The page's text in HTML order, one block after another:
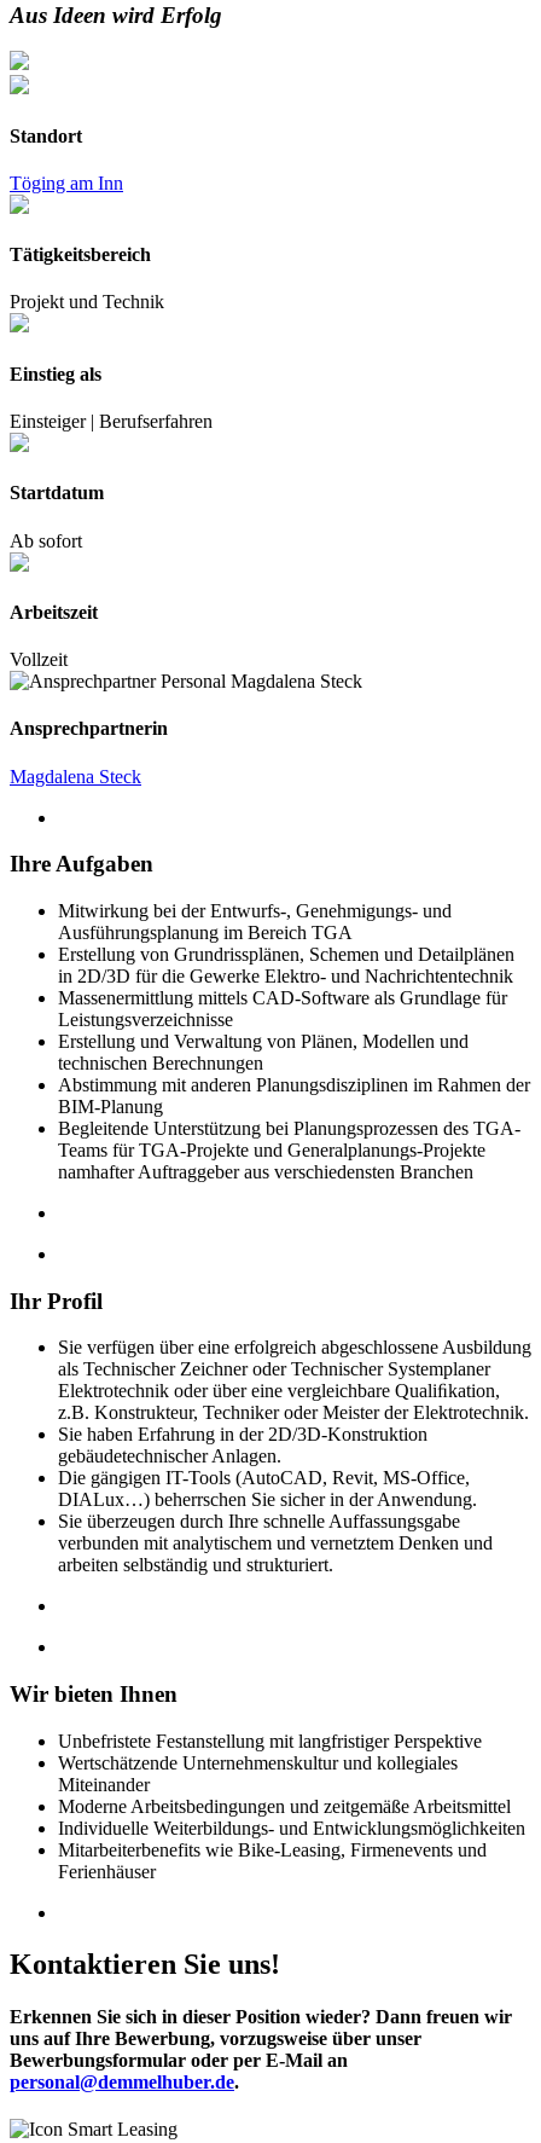
Aus Ideen wird Erfolg
Standort
Töging am Inn
Tätigkeitsbereich
Projekt und Technik
Einstieg als
Einsteiger | Berufserfahren
Startdatum
Ab sofort
Arbeitszeit
Vollzeit
Ansprechpartnerin
Magdalena Steck
Ihre Aufgaben
Mitwirkung bei der Entwurfs-, Genehmigungs- und
Ausführungsplanung im Bereich TGA
Erstellung von Grundrissplänen, Schemen und Detailplänen
in 2D/3D für die Gewerke Elektro- und Nachrichtentechnik
Massenermittlung mittels CAD-Software als Grundlage für
Leistungsverzeichnisse
Erstellung und Verwaltung von Plänen, Modellen und
technischen Berechnungen
Abstimmung mit anderen Planungsdisziplinen im Rahmen der
BIM-Planung
Begleitende Unterstützung bei Planungsprozessen des TGA-
Teams für TGA-Projekte und Generalplanungs-Projekte
namhafter Auftraggeber aus verschiedensten Branchen
Ihr Profil
Sie verfügen über eine erfolgreich abgeschlossene Ausbildung
als Technischer Zeichner oder Technischer Systemplaner
Elektrotechnik oder über eine vergleichbare Qualiﬁkation,
z.B. Konstrukteur, Techniker oder Meister der Elektrotechnik.
Sie haben Erfahrung in der 2D/3D-Konstruktion
gebäudetechnischer Anlagen.
Die gängigen IT-Tools (AutoCAD, Revit, MS-Office,
DIALux…) beherrschen Sie sicher in der Anwendung.
Sie überzeugen durch Ihre schnelle Auffassungsgabe
verbunden mit analytischem und vernetztem Denken und
arbeiten selbständig und strukturiert.
Wir bieten Ihnen
Unbefristete Festanstellung mit langfristiger Perspektive
Wertschätzende Unternehmenskultur und kollegiales
Miteinander
Moderne Arbeitsbedingungen und zeitgemäße Arbeitsmittel
Individuelle Weiterbildungs- und Entwicklungsmöglichkeiten
Mitarbeiterbenefits wie Bike-Leasing, Firmenevents und
Ferienhäuser
Kontaktieren Sie uns!
Erkennen Sie sich in dieser Position wieder? Dann freuen wir
uns auf Ihre Bewerbung, vorzugsweise über unser
Bewerbungsformular oder per E-Mail an
personal@demmelhuber.de.